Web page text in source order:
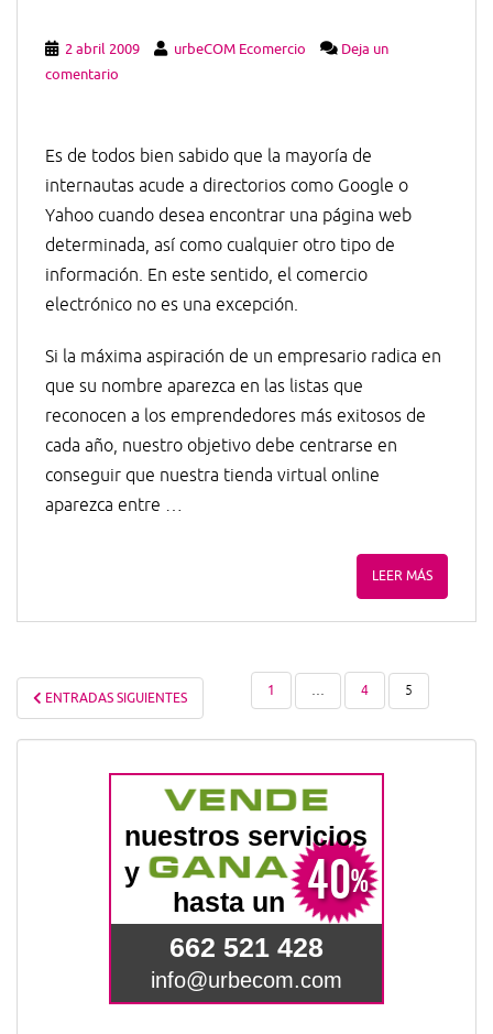
2 abril 2009 urbeCOM Ecomercio
Deja un
comentario
Es de todos bien sabido que la mayoría de
internautas acude a directorios como Google o
Yahoo cuando desea encontrar una página web
determinada, así como cualquier otro tipo de
información. En este sentido, el comercio
electrónico no es una excepción.
Si la máxima aspiración de un empresario radica en
que su nombre aparezca en las listas que
reconocen a los emprendedores más exitosos de
cada año, nuestro objetivo debe centrarse en
conseguir que nuestra tienda virtual online
aparezca entre …
LEER MÁS
NAVEGACIÓN
DE
ENTRADAS
ENTRADAS SIGUIENTES 1 … 4 5